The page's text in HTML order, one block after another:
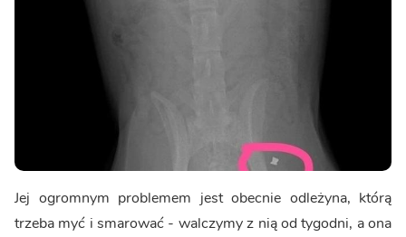
Jej ogromnym problemem jest obecnie odleżyna, którą
trzeba myć i smarować - walczymy z nią od tygodni, a ona